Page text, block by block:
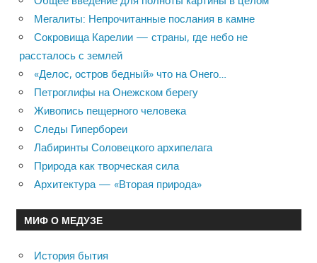
Мегалиты: Непрочитанные послания в камне
Сокровища Карелии — страны, где небо не
рассталось с землей
«Делос, остров бедный» что на Онего…
Петроглифы на Онежском берегу
Живопись пещерного человека
Следы Гипербореи
Лабиринты Соловецкого архипелага
Природа как творческая сила
Архитектура — «Вторая природа»
МИФ О МЕДУЗЕ
История бытия